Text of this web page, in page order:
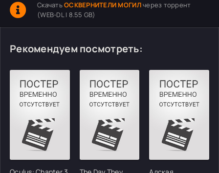
СкачатьОСКВЕРНИТЕЛИ МОГИЛчерез торрент
(WEB-DL | 8.55 GB)
Рекомендуем посмотреть: